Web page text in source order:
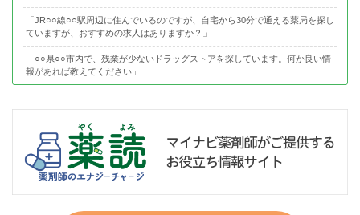
「JR○○線○○駅周辺に住んでいるのですが、自宅から30分で通える薬局を探し
ていますが、おすすめの求人はありますか？」
「○○県○○市内で、残業が少ないドラッグストアを探しています。何か良い情
報があれば教えてください」